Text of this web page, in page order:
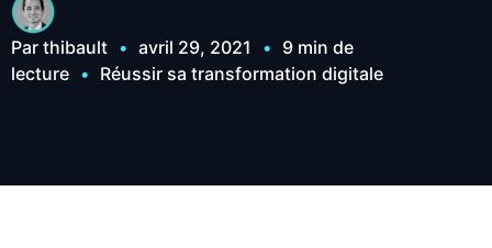
Par thibault • avril 29, 2021 • 9 min de
lecture • Réussir sa transformation digitale